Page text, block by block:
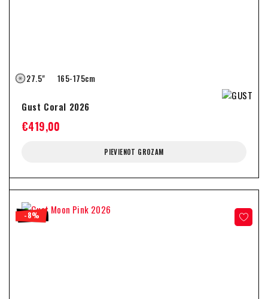
27.5" 165-175cm
Gust Coral 2026
€419,00
PIEVIENOT GROZAM
-8%